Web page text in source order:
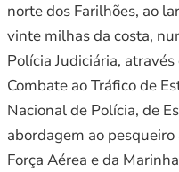
norte dos Farilhões, ao
vinte milhas da costa,
Polícia Judiciária,
Combate ao Tráfico de
Nacional de Polícia, de
abordagem ao
Força Aérea e da